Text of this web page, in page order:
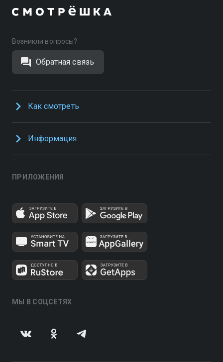
Возникли вопросы?
Обратная связь
Как смотреть
Информация
ПРИЛОЖЕНИЯ
МЫ В СОЦСЕТЯХ